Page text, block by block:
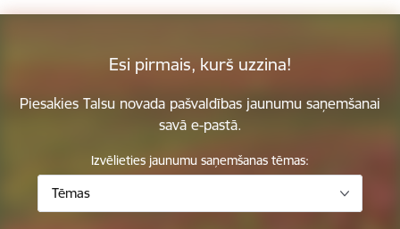
Esi pirmais, kurš uzzina!
Piesakies Talsu novada pašvaldības jaunumu saņemšanai
savā e-pastā.
Izvēlieties jaunumu saņemšanas tēmas:
Tēmas